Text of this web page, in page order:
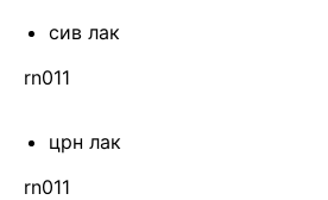
сив лак
rn011
црн лак
rn011